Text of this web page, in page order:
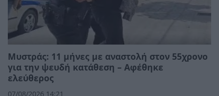
Μυστράς: 11 μήνες με αναστολή στον 55χρονο
για την ψευδή κατάθεση – Αφέθηκε
ελεύθερος
07/08/2026 14:21